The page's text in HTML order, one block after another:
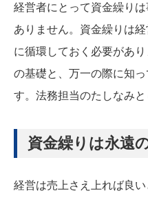
経営者にとって資金繰り
ありません。資金繰りは
に循環しておく必要があ
の基礎と、万一の際に知
す。法務担当のたしなみ
資金繰りは永遠
経営は売上さえ上れば良